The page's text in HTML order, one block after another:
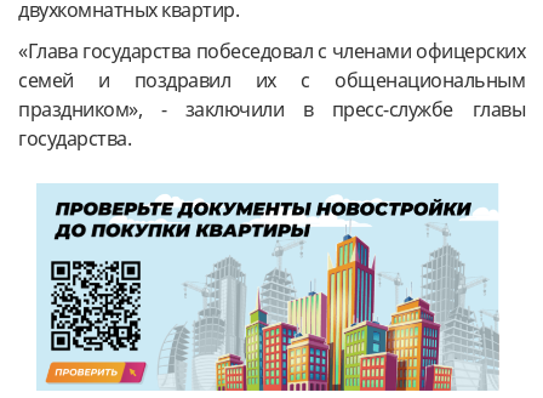
двухкомнатных квартир.
«Глава государства побеседовал с членами офицерских
семей и поздравил их с общенациональным
праздником», - заключили в пресс-службе главы
государства.